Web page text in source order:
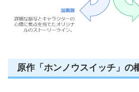
原作「ホンノウスイッチ」の